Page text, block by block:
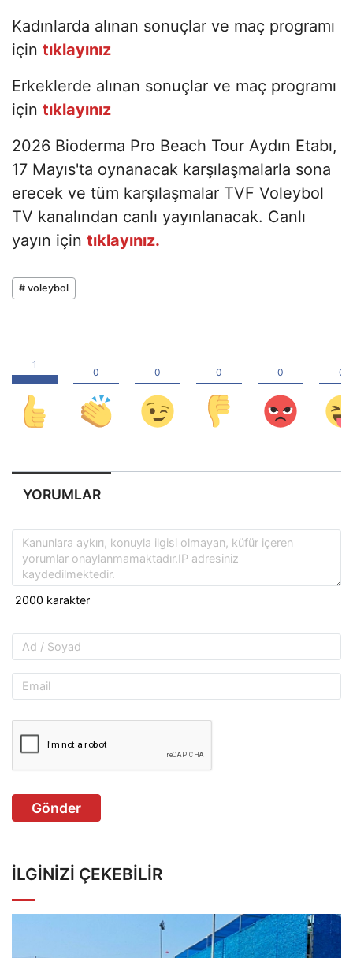
Kadınlarda alınan sonuçlar ve maç programı
için tıklayınız
Erkeklerde alınan sonuçlar ve maç programı
için tıklayınız
2026 Bioderma Pro Beach Tour Aydın Etabı,
17 Mayıs'ta oynanacak karşılaşmalarla sona
erecek ve tüm karşılaşmalar TVF Voleybol
TV kanalından canlı yayınlanacak. Canlı
yayın için tıklayınız.
# voleybol
YORUMLAR
Gönder
İLGINIZI ÇEKEBILIR